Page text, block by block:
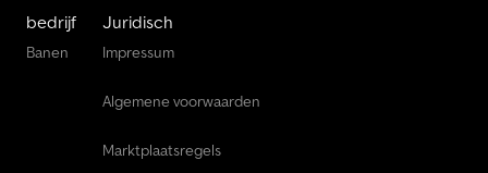
bedrijf
Banen
Juridisch
Impressum
Algemene voorwaarden
Marktplaatsregels